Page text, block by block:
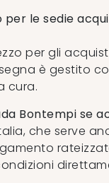
per le sedie
per gli
è gestito
cura.
Bontempi se
che serve